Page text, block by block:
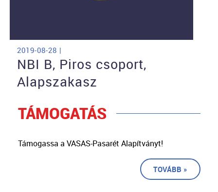
2019-08-28 |
NBI B, Piros csoport,
Alapszakasz
TÁMOGATÁS
Támogassa a VASAS-Pasarét Alapítványt!
TOVÁBB »